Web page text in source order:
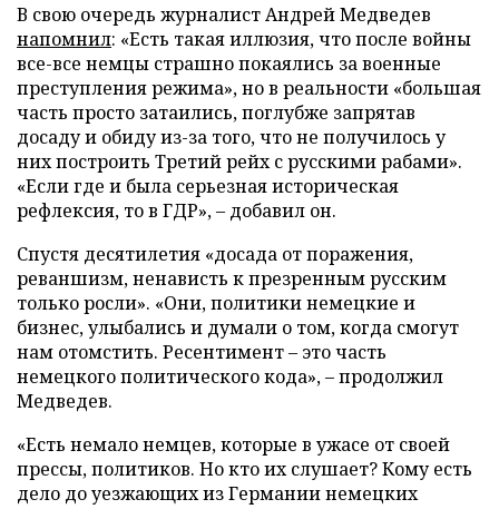
В свою очередь журналист Андрей Медведев
напомнил: «Есть такая иллюзия, что после войны
все-все немцы страшно покаялись за военные
преступления режима», но в реальности «большая
часть просто затаились, поглубже запрятав
досаду и обиду из-за того, что не получилось у
них построить Третий рейх с русскими рабами».
«Если где и была серьезная историческая
рефлексия, то в ГДР», – добавил он.
Спустя десятилетия «досада от поражения,
реваншизм, ненависть к презренным русским
только росли». «Они, политики немецкие и
бизнес, улыбались и думали о том, когда смогут
нам отомстить. Ресентимент – это часть
немецкого политического кода», – продолжил
Медведев.
«Есть немало немцев, которые в ужасе от своей
прессы, политиков. Но кто их слушает? Кому есть
дело до уезжающих из Германии немецких